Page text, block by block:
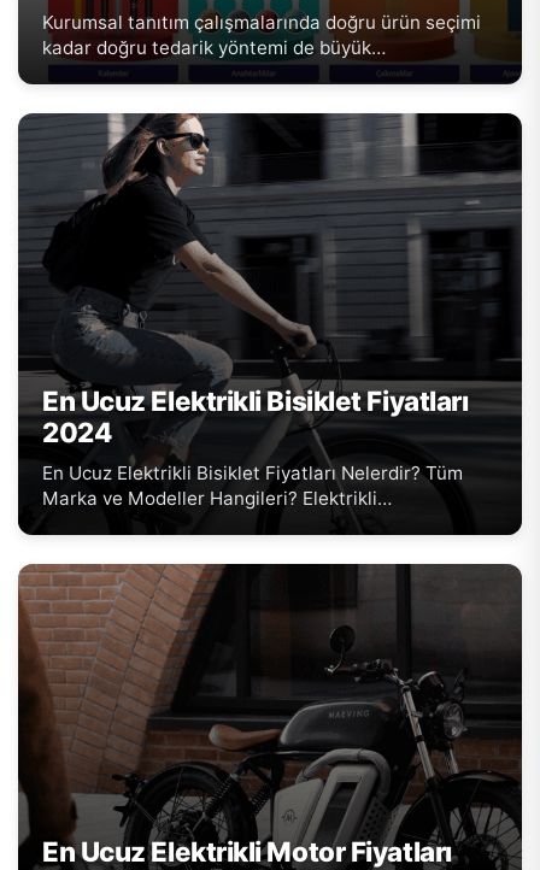
Kurumsal tanıtım çalışmalarında doğru ürün seçimi
kadar doğru tedarik yöntemi de büyük…
En Ucuz Elektrikli Bisiklet Fiyatları
2024
En Ucuz Elektrikli Bisiklet Fiyatları Nelerdir? Tüm
Marka ve Modeller Hangileri? Elektrikli…
En Ucuz Elektrikli Motor Fiyatları